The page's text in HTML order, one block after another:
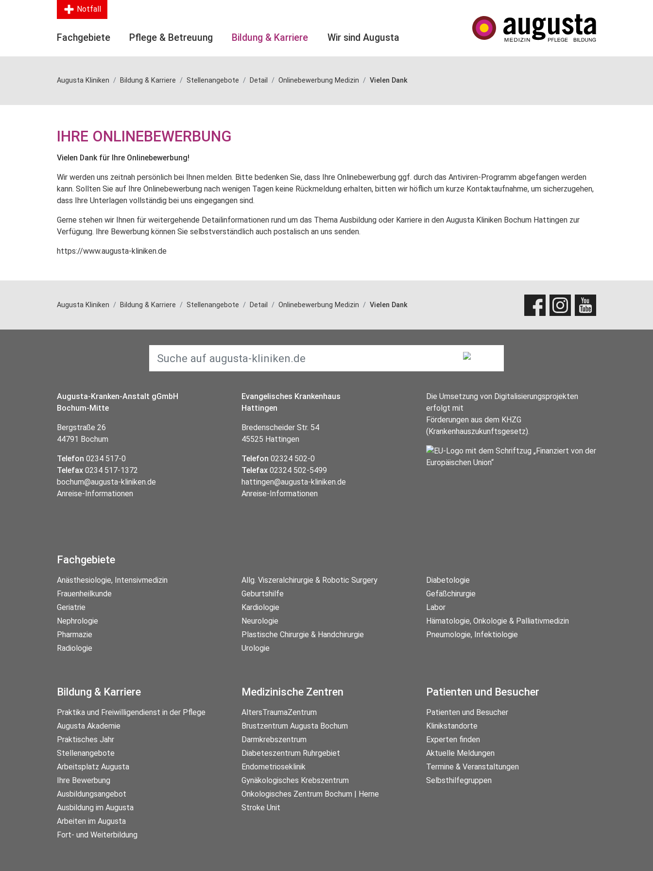
Notfall
Fachgebiete Pflege & Betreuung Bildung & Karriere Wir sind Augusta
Augusta Kliniken Bildung & Karriere Stellenangebote Detail Onlinebewerbung Medizin Vielen Dank
IHRE ONLINEBEWERBUNG
Vielen Dank für Ihre Onlinebewerbung!
Wir werden uns zeitnah persönlich bei Ihnen melden. Bitte bedenken Sie, dass Ihre Onlinebewerbung ggf. durch das Antiviren-Programm abgefangen werden
kann. Sollten Sie auf Ihre Onlinebewerbung nach wenigen Tagen keine Rückmeldung erhalten, bitten wir höflich um kurze Kontaktaufnahme, um sicherzugehen,
dass Ihre Unterlagen vollständig bei uns eingegangen sind.
Gerne stehen wir Ihnen für weitergehende Detailinformationen rund um das Thema Ausbildung oder Karriere in den Augusta Kliniken Bochum Hattingen zur
Verfügung. Ihre Bewerbung können Sie selbstverständlich auch postalisch an uns senden.
https://www.augusta-kliniken.de
Augusta Kliniken Bildung & Karriere Stellenangebote Detail Onlinebewerbung Medizin Vielen Dank
Augusta-Kranken-Anstalt gGmbH
Bochum-Mitte
Bergstraße 26
44791 Bochum
Telefon 0234 517-0
Telefax 0234 517-1372
bochum@augusta-kliniken.de
Anreise-Informationen
Evangelisches Krankenhaus
Hattingen
Bredenscheider Str. 54
45525 Hattingen
Telefon 02324 502-0
Telefax02324 502-5499
hattingen@augusta-kliniken.de
Anreise-Informationen
Die Umsetzung von Digitalisierungsprojekten
erfolgt mit
Förderungen aus dem KHZG
(Krankenhauszukunftsgesetz).
Fachgebiete
Anästhesiologie, Intensivmedizin Allg. Viszeralchirurgie & Robotic Surgery
Diabetologie
Frauenheilkunde
Geburtshilfe
Gefäßchirurgie
Geriatrie
Kardiologie
Labor
Nephrologie
Neurologie
Hämatologie, Onkologie & Palliativmedizin
Pharmazie
Plastische Chirurgie & Handchirurgie
Pneumologie, Infektiologie
Radiologie
Urologie
Bildung & Karriere
Praktika und Freiwilligendienst in der Pflege
Augusta Akademie
Praktisches Jahr
Stellenangebote
Arbeitsplatz Augusta
Ihre Bewerbung
Ausbildungsangebot
Ausbildung im Augusta
Arbeiten im Augusta
Fort- und Weiterbildung
Medizinische Zentren
AltersTraumaZentrum
Brustzentrum Augusta Bochum
Darmkrebszentrum
Diabeteszentrum Ruhrgebiet
Endometrioseklinik
Gynäkologisches Krebszentrum
Onkologisches Zentrum Bochum | Herne
Stroke Unit
Patienten und Besucher
Patienten und Besucher
Klinikstandorte
Experten finden
Aktuelle Meldungen
Termine & Veranstaltungen
Selbsthilfegruppen